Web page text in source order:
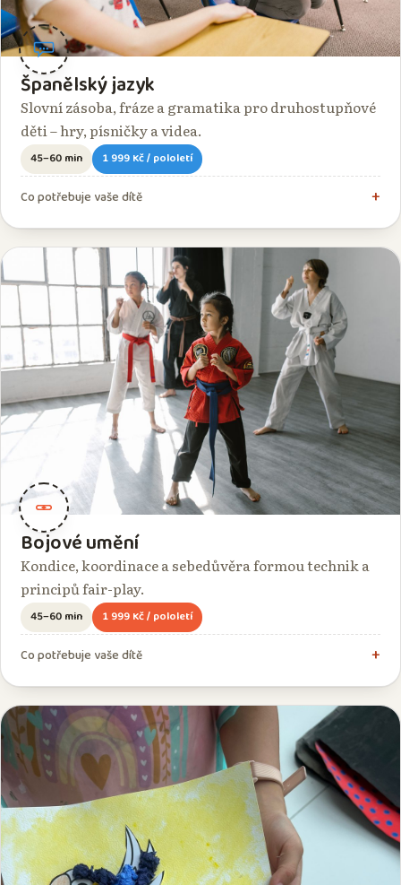
Španělský jazyk
Slovní zásoba, fráze a gramatika pro druhostupňové
děti – hry, písničky a videa.
45–60 min 1 999 Kč / pololetí
Co potřebuje vaše dítě
Bojové umění
Kondice, koordinace a sebedůvěra formou technik a
principů fair-play.
45–60 min 1 999 Kč / pololetí
Co potřebuje vaše dítě